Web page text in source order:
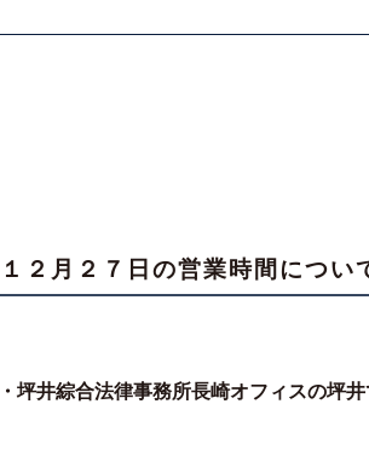
１２月２７日の営業時間につい
坪井綜合法律事務所長崎オフィスの坪井